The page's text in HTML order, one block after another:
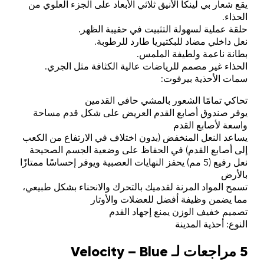
يقع شعار بي لينكا الأنيق ثلاثي الأبعاد على الجزء العلوي من
الحذاء.
حلقة عملية لسهولة التثبيت في حقيبة الظهر.
نعل داخلي مضاد للبكتيريا طارد للرطوبة.
بطانة ناعمة ولطيفة الملمس.
الحذاء غير مصمم للرياضات عالية الكثافة مثل الجري.
سمات الأحذية بيرفوت:
تحاكي تمامًا الشعور بالمشي حافي القدمين
يوفر صندوق أصابع القدم العريض على شكل قدم مساحة
واسعة لأصابع القدم
يساعد النعل المنخفض (بدون اختلاف في الارتفاع من الكعب
إلى أصابع القدم) في الحفاظ على وضعية الجسم الصحيحة
نعل رفيع (5 مم) يحفز النهايات العصبية ويوفر إحساسًا ممتازًا
بالأرض
تسمح المواد المرنة لقدميك بالتحرك والانحناء بشكل طبيعي،
مما يضمن وظيفة أفضل للعضلات والأوتار
تصميم خفيف الوزن يمنع إجهاد القدم
النوع: أحذية المدينة
5 مراجعات لـ Velocity – Blue